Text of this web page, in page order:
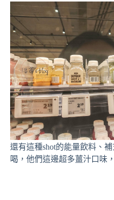
還有這種shot的能量飲料、
喝，他們這邊超多薑汁口味